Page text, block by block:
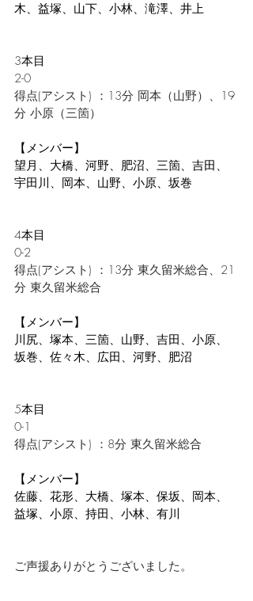
木、益塚、山下、小林、滝澤、井上
3本目
2-0
得点(アシスト) ：13分 岡本（山野）、19
分 小原（三箇）
【メンバー】
望月、大橋、河野、肥沼、三箇、吉田、
宇田川、岡本、山野、小原、坂巻
4本目
0-2
得点(アシスト) ：13分 東久留米総合、21
分 東久留米総合
【メンバー】
川尻、塚本、三箇、山野、吉田、小原、
坂巻、佐々木、広田、河野、肥沼
5本目
0-1
得点(アシスト) ：8分 東久留米総合
【メンバー】
佐藤、花形、大橋、塚本、保坂、岡本、
益塚、小原、持田、小林、有川
ご声援ありがとうございました。